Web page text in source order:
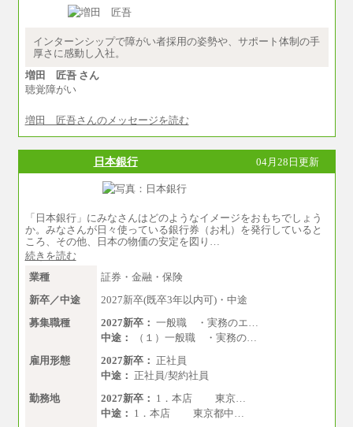
ます。
円
インターンシップで障がい者採用の姿勢や、サポート体制の手
厚さに感動し入社。
増田 匠吾 さん
聴覚障がい
増田 匠吾さんのメッセージを読む
日本銀行 04月28日更新
「日本銀行」にみなさんはどのようなイメージをおもちでしょう
か。みなさんが日々使っている銀行券（お札）を発行していると
ころ、その他、日本の物価の安定を図り…
続きを読む
業種
証券・金融・保険
新卒／中途
2027新卒(既卒3年以内可)・中途
募集職種
2027新卒： 一般職 ・実務のエ…
中途：
（１）一般職 ・実務の…
雇用形態
2027新卒： 正社員
中途： 正社員/契約社員
勤務地
2027新卒： 1．本店 東京…
中途： 1．本店 東京都中…